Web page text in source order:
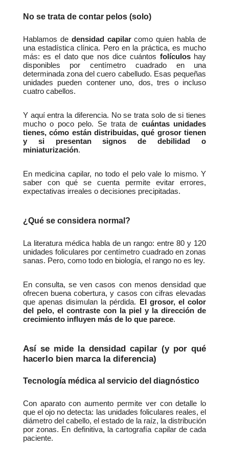
No se trata de contar pelos (solo)
Hablamos de densidad capilar como quien habla de
una estadística clínica. Pero en la práctica, es mucho
más: es el dato que nos dice cuántos folículos hay
disponibles por centímetro cuadrado en una
determinada zona del cuero cabelludo. Esas pequeñas
unidades pueden contener uno, dos, tres o incluso
cuatro cabellos.
Y aquí entra la diferencia. No se trata solo de si tienes
mucho o poco pelo. Se trata de cuántas unidades
tienes, cómo están distribuidas, qué grosor tienen
y si presentan signos de debilidad o
miniaturización.
En medicina capilar, no todo el pelo vale lo mismo. Y
saber con qué se cuenta permite evitar errores,
expectativas irreales o decisiones precipitadas.
¿Qué se considera normal?
La literatura médica habla de un rango: entre 80 y 120
unidades foliculares por centímetro cuadrado en zonas
sanas. Pero, como todo en biología, el rango no es ley.
En consulta, se ven casos con menos densidad que
ofrecen buena cobertura, y casos con cifras elevadas
que apenas disimulan la pérdida. El grosor, el color
del pelo, el contraste con la piel y la dirección de
crecimiento influyen más de lo que parece.
Así se mide la densidad capilar (y por qué
hacerlo bien marca la diferencia)
Tecnología médica al servicio del diagnóstico
Con aparato con aumento permite ver con detalle lo
que el ojo no detecta: las unidades foliculares reales, el
diámetro del cabello, el estado de la raíz, la distribución
por zonas. En definitiva, la cartografía capilar de cada
paciente.